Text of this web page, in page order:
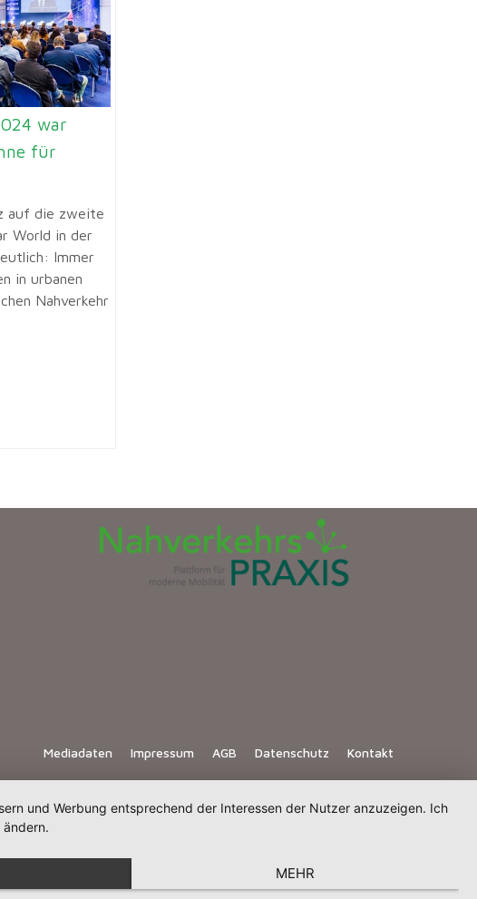
war
für
auf die zweite
World in der
Immer
in urbanen
Nahverkehr
Mediadaten Impressum AGB Datenschutz Kontakt
und Werbung entsprechend der Interessen der Nutzer anzuzeigen. Ich
MEHR